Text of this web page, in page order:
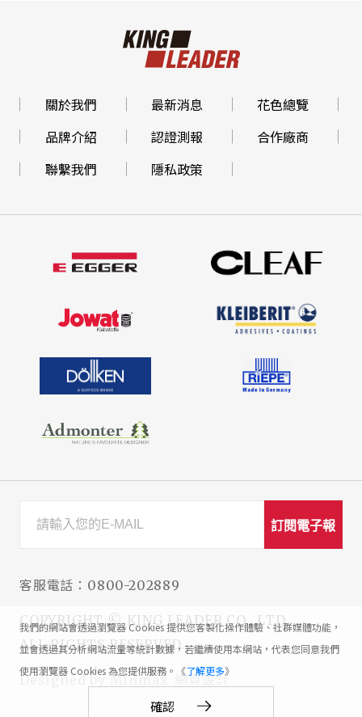
關於我們 最新消息
花色總覽
品牌介紹
認證測報
合作廠商
聯繫我們
隱私政策
訂閱電子報
客服電話： 0800-202889
COPYRIGHT © KING LEADER CO., LTD.
ALL RIGHTS RESERVED.
Designed byMinmax 網頁設計
我們的網站會透過瀏覽器 Cookies 提供您客製化操作體驗、社群媒體功能，
並會透過其分析網站流量等統計數據，若繼續使用本網站，代表您同意我們
使用瀏覽器 Cookies 為您提供服務。《了解更多》
確認